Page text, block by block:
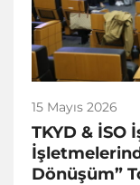
15 Mayıs 2026
TKYD & İSO
Dönüşüm”